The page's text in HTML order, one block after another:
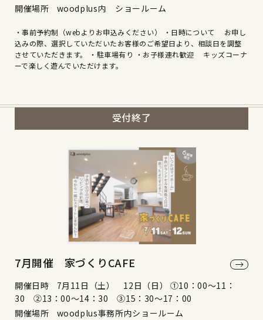
開催場所
woodplus内 ショールーム
・事前予約制（webよりお申込みください） ・日時について お申し
込みの際、選択していただいたお客様のご希望日より、相談日を調整
させていただきます。 ・駐車場有り ・お子様連れ歓迎 キッズコーナ
ーで楽しく遊んでいただけます。
受付終了
7月開催 家づくりCAFE
開催日時
7月11日（土） 12日（日） ①10：00～11：
30 ②13：00～14：30 ③15：30～17：00
開催場所
woodplus事務所内ショールーム